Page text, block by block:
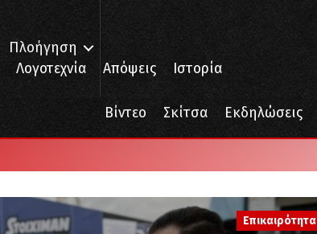
Πλοήγηση
Λογοτεχνία Απόψεις Ιστορία
Βίντεο Σκίτσα Εκδηλώσεις
Επικαιρότητα